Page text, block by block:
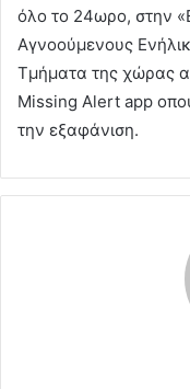
όλο το 24ωρο, στην
Αγνοούμενους
Τμήματα της χώρας
Missing Alert app
την εξαφάνιση.